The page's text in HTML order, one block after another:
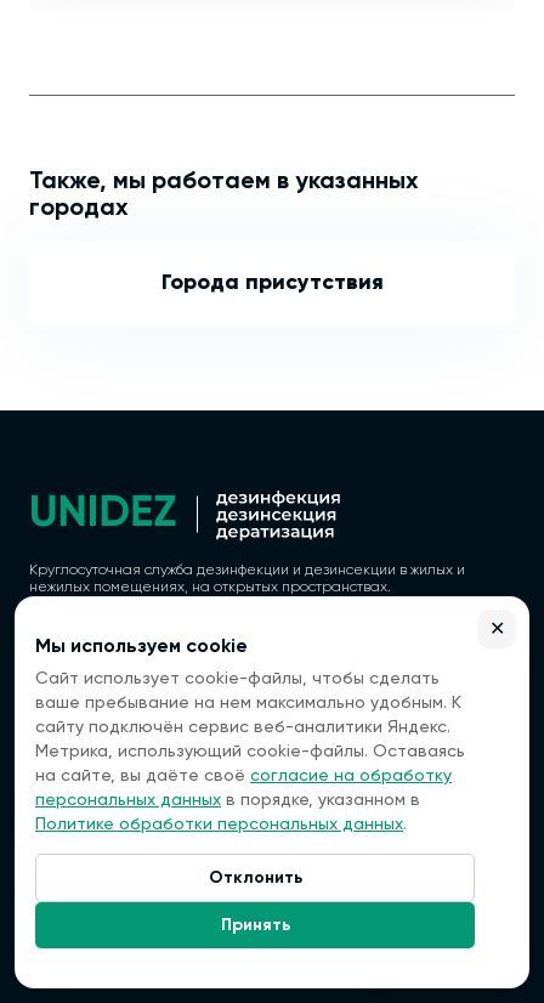
Связаться:
Также, мы работаем в указанных
городах
Города присутствия
Круглосуточная служба дезинфекции и дезинсекции в жилых и
нежилых помещениях, на открытых пространствах.
Политика конфиденциальности
Согласие на обработку персональных данных
ООО "ВЭБГЕТ"
ОГРН 1177154022760
ИНН 7118021632
КПП 711801001
№ Л064-00111-77/01845104) от 07.02.2025
Коммунистическая улица, 4
Мы используем cookie
Сайт использует cookie-файлы, чтобы сделать
ваше пребывание на нем максимально удобным. К
сайту подключён сервис веб-аналитики Яндекс.
Метрика, использующий cookie-файлы. Оставаясь
на сайте, вы даёте своё согласие на обработку
персональных данных в порядке, указанном в
Политике обработки персональных данных.
Отклонить
Принять
✕